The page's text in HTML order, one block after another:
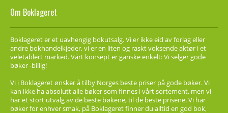
Om Boklageret
Boklageret er et uavhengig bokutsalg. Vi er ikke eid av forlag eller
andre bokhandelkjeder, vi er en liten og raskt voksende aktør i et
veletablert marked. Vårt konsept er ganske enkelt: Vi selger gode
bøker -billig!
Vi i Boklageret ønsker å tilby Norges beste priser på gode bøker. Vi
kan ikke ha absolutt alle bøker som finnes i vårt sortement, men vi
har et stort utvalg av de beste bøkene, til de beste prisene. Vi har
bøker for enhver smak, på Boklageret finner du alltid en god bok,